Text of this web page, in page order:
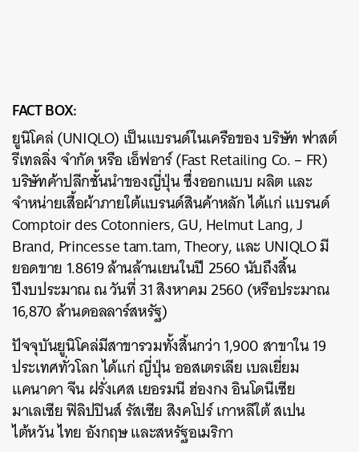
FACT BOX:
ยูนิโคล่ (UNIQLO) เป็นแบรนด์ในเครือของ บริษัท ฟาสต์
รีเทลลิ่ง จำกัด หรือ เอ็ฟอาร์ (Fast Retailing Co. – FR)
บริษัทค้าปลีกชั้นนำของญี่ปุ่น ซึ่งออกแบบ ผลิต และ
จำหน่ายเสื้อผ้าภายใต้แบรนด์สินค้าหลัก ได้แก่ แบรนด์
Comptoir des Cotonniers, GU, Helmut Lang, J
Brand, Princesse tam.tam, Theory, และ UNIQLO มี
ยอดขาย 1.8619 ล้านล้านเยนในปี 2560 นับถึงสิ้น
ปีงบประมาณ ณ วันที่ 31 สิงหาคม 2560 (หรือประมาณ
16,870 ล้านดอลลาร์สหรัฐ)
ปัจจุบันยูนิโคล่มีสาขารวมทั้งสิ้นกว่า 1,900 สาขาใน 19
ประเทศทั่วโลก ได้แก่ ญี่ปุ่น ออสเตรเลีย เบลเยี่ยม
แคนาดา จีน ฝรั่งเศส เยอรมนี ฮ่องกง อินโดนีเซีย
มาเลเซีย ฟิลิปปินส์ รัสเซีย สิงคโปร์ เกาหลีใต้ สเปน
ไต้หวัน ไทย อังกฤษ และสหรัฐอเมริกา